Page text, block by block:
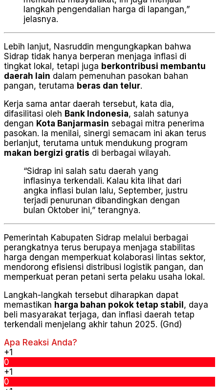
langkah pengendalian harga di lapangan,”
jelasnya.
Lebih lanjut, Nasruddin mengungkapkan bahwa
Sidrap tidak hanya berperan menjaga inflasi di
tingkat lokal, tetapi juga berkontribusi membantu
daerah lain dalam pemenuhan pasokan bahan
pangan, terutama beras dan telur.
Kerja sama antar daerah tersebut, kata dia,
difasilitasi oleh Bank Indonesia, salah satunya
dengan Kota Banjarmasin sebagai mitra penerima
pasokan. Ia menilai, sinergi semacam ini akan terus
berlanjut, terutama untuk mendukung program
makan bergizi gratis di berbagai wilayah.
“Sidrap ini salah satu daerah yang
inflasinya terkendali. Kalau kita lihat dari
angka inflasi bulan lalu, September, justru
terjadi penurunan dibandingkan dengan
bulan Oktober ini,” terangnya.
Pemerintah Kabupaten Sidrap melalui berbagai
perangkatnya terus berupaya menjaga stabilitas
harga dengan memperkuat kolaborasi lintas sektor,
mendorong efisiensi distribusi logistik pangan, dan
memperkuat peran petani serta pelaku usaha lokal.
Langkah-langkah tersebut diharapkan dapat
memastikan harga bahan pokok tetap stabil, daya
beli masyarakat terjaga, dan inflasi daerah tetap
terkendali menjelang akhir tahun 2025. (Gnd)
Apa Reaksi Anda?
+1
0
+1
0